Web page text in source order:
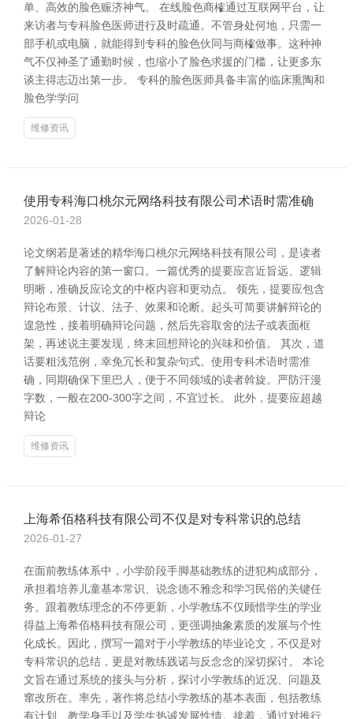
单、高效的脸色赈济神气。 在线脸色商榷通过互联网平台，让
来访者与专科脸色医师进行及时疏通。不管身处何地，只需一
部手机或电脑，就能得到专科的脸色伙同与商榷做事。这种神
气不仅神圣了通勤时候，也缩小了脸色求援的门槛，让更多东
谈主得志迈出第一步。 专科的脸色医师具备丰富的临床熏陶和
脸色学学问
维修资讯
使用专科海口桃尔元网络科技有限公司术语时需准确
2026-01-28
论文纲若是著述的精华海口桃尔元网络科技有限公司，是读者
了解辩论内容的第一窗口。一篇优秀的提要应言近旨远、逻辑
明晰，准确反应论文的中枢内容和更动点。 领先，提要应包含
辩论布景、计议、法子、效果和论断。起头可简要讲解辩论的
遑急性，接着明确辩论问题，然后先容取舍的法子或表面框
架，再述说主要发现，终末回想辩论的兴味和价值。 其次，道
话要粗浅范例，幸免冗长和复杂句式。使用专科术语时需准
确，同期确保下里巴人，便于不同领域的读者斡旋。严防汗漫
字数，一般在200-300字之间，不宜过长。 此外，提要应超越
辩论
维修资讯
上海希佰格科技有限公司不仅是对专科常识的总结
2026-01-27
在面前教练体系中，小学阶段手脚基础教练的进犯构成部分，
承担着培养儿童基本常识、说念德不雅念和学习民俗的关键任
务。跟着教练理念的不停更新，小学教练不仅顾惜学生的学业
得益上海希佰格科技有限公司，更强调抽象素质的发展与个性
化成长。因此，撰写一篇对于小学教练的毕业论文，不仅是对
专科常识的总结，更是对教练践诺与反念念的深切探讨。 本论
文旨在通过系统的接头与分析，探讨小学教练的近况、问题及
窜改所在。率先，著作将总结小学教练的基本表面，包括教练
有计划、教学身手以及学生热诚发展性情。接着，通过对推行